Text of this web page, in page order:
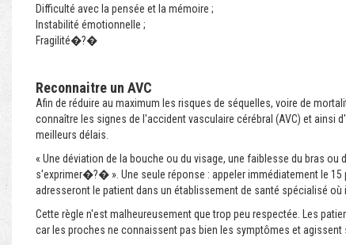
Difficulté avec la pensée et la mémoire ;
Instabilité émotionnelle ;
Fragilité�?�
Reconnaitre un AVC
Afin de réduire au maximum les risques de séquelles, voire de
connaître les signes de l'accident vasculaire cérébral (AVC) et ainsi
meilleurs délais.
« Une déviation de la bouche ou du visage, une faiblesse du bras ou
s'exprimer�?� ». Une seule réponse : appeler immédiatement le
adresseront le patient dans un établissement de santé spécialisé où
Cette règle n'est malheureusement que trop peu respectée. Les
car les proches ne connaissent pas bien les symptômes et agissent